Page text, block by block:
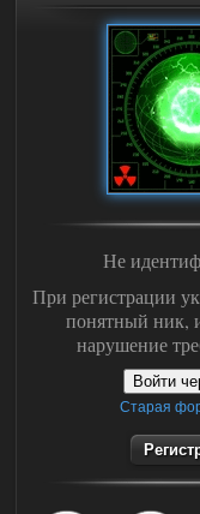
Не
При регистрации
понятный ник,
нарушение
Войти
Старая